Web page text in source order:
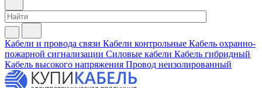
Кабели и провода связи Кабели контрольные Кабель охранно-
пожарной сигнализации Силовые кабели Кабель гибридный
Кабель высокого напряжения Провод неизолированный